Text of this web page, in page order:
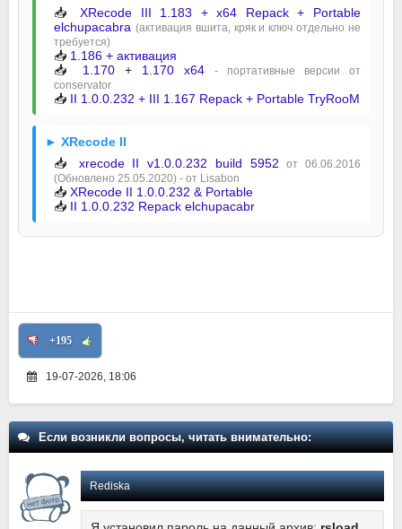
📥XRecode III 1.183 + x64 Repack + Portable
elchupacabra (активация вшита, кряк и ключ отдельно не
требуется)
📥 1.186 + активация
📥 1.170 + 1.170 x64
- портативные версии от
conservator
📥 II 1.0.0.232 + III 1.167 Repack + Portable TryRooM
► XRecode II
📥 xrecode II v1.0.0.232 build 5952
от 06.06.2016
(Обновлено 25.05.2020) - от Lisabon
📥 XRecode II 1.0.0.232 & Portable
📥 II 1.0.0.232 Repack elchupacabr
+195
19-07-2026, 18:06
Если возникли вопросы, читать внимательно:
Rediska